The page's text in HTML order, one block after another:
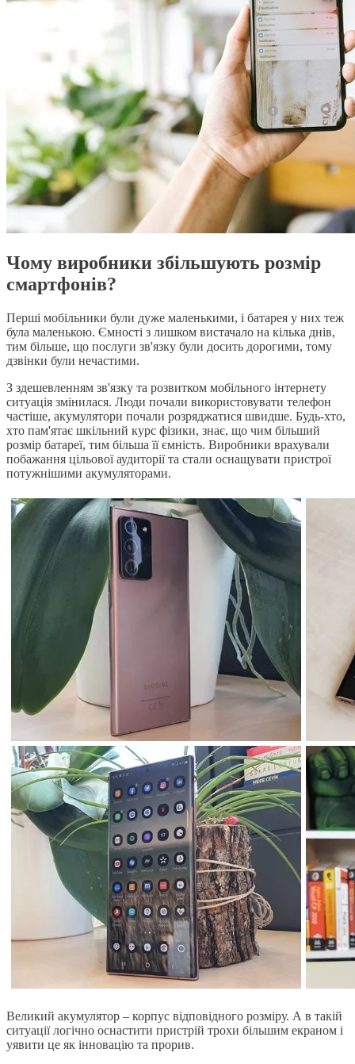
Чому виробники збільшують розмір
смартфонів?
Перші мобільники були дуже маленькими, і батарея у них теж
була маленькою. Ємності з лишком вистачало на кілька днів,
тим більше, що послуги зв'язку були досить дорогими, тому
дзвінки були нечастими.
З здешевленням зв'язку та розвитком мобільного інтернету
ситуація змінилася. Люди почали використовувати телефон
частіше, акумулятори почали розряджатися швидше. Будь-хто,
хто пам'ятає шкільний курс фізики, знає, що чим більший
розмір батареї, тим більша її ємність. Виробники врахували
побажання цільової аудиторії та стали оснащувати пристрої
потужнішими акумуляторами.
Великий акумулятор – корпус відповідного розміру. А в такій
ситуації логічно оснастити пристрій трохи більшим екраном і
уявити це як інновацію та прорив.